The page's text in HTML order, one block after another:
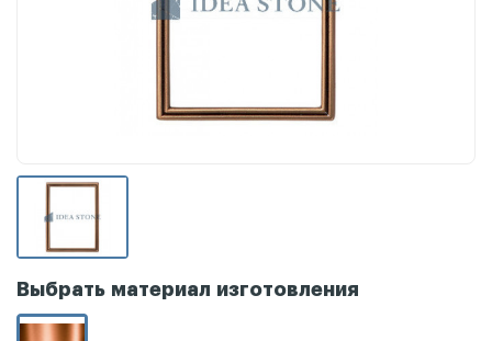
Выбрать материал изготовления